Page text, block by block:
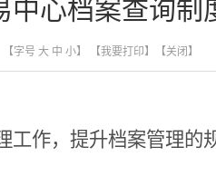
中心档案查询制
【字号 大 中 小】 【我要打印】 【关闭】
工作，提升档案管理的